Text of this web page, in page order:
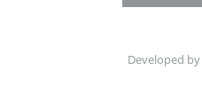
Developed by